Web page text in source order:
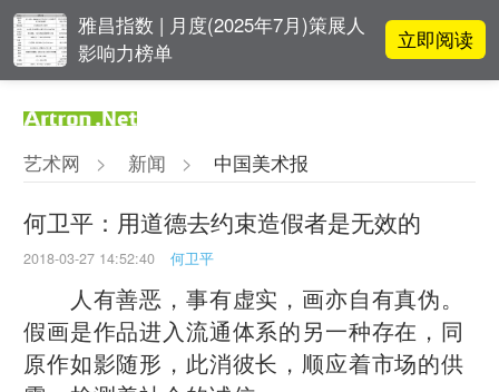
雅昌指数 | 月度(2025年7月)策展人
影响力榜单
立即阅读
为策展式艺术商业综合体？
李铁夫冯钢百领衔 作为群体的早期
粤籍留美艺术家
吕晓：北京画院两个中心十年 跨学
科带来齐白石研究新突破
艺术网 > 新闻 > 中国美术报
何卫平：用道德去约束造假者是无效的
2018-03-27 14:52:40 何卫平
人有善恶，事有虚实，画亦自有真伪。
假画是作品进入流通体系的另一种存在，同
原作如影随形，此消彼长，顺应着市场的供